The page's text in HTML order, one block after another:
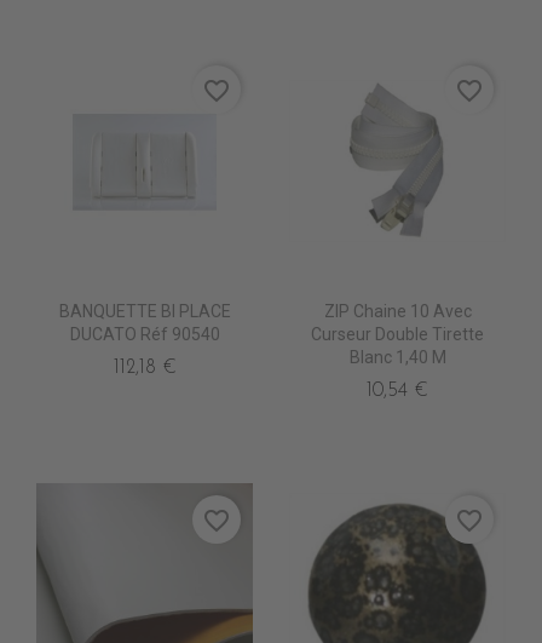
BANQUETTE BI PLACE
DUCATO Réf 90540
112,18 €
favorite_border
ZIP Chaine 10 Avec
Curseur Double Tirette
Blanc 1,40 M
10,54 €
favorite_border
favorite_border favorite_border